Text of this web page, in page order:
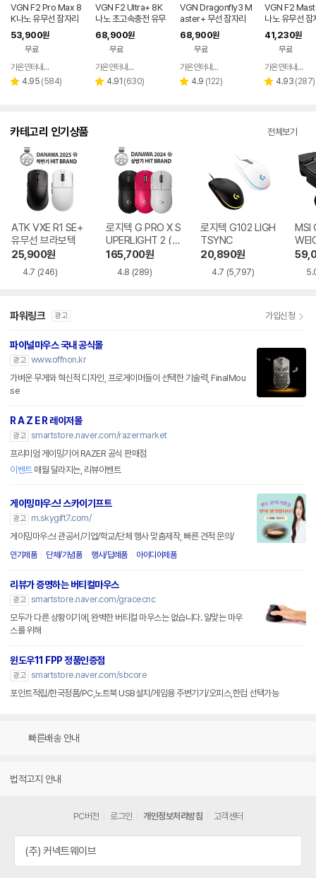
VGN F2 Pro Max 8
K나노 유무선 잠자리
게이밍 마우스 화이트
53,900원
무료
페이
가온인터내셔날
별 4.95 리
(584)
VGN F2 Ultra+ 8K
나노 초고속충전 유무
선 잠자리 게이밍 마우
스 화이트
68,900원
무료
페이
가온인터내셔날
별 4.91 리
(630)
VGN Dragonfly3 M
aster+ 무선 잠자리
게이밍 마우스+젠더
화이트
68,900원
무료
가온인터내셔날
별 4.9 리
(122)
VGN F2
나노 유무선 잠
이밍 마우스+
프 블랙
41,230원
무료
가온인터내셔날
별 4.93 리
(287)
카테고리 인기상품 전체보기
ATK VXE R1 SE+
유무선 브라보텍
25,900원
4.7 (246)
로지텍 G PRO X S
UPERLIGHT 2 (정
품)
165,700원
4.8 (289)
로지텍 G102 LIGH
TSYNC
20,890원
4.7 (5,797)
MSI
SS
파워링크 광고 가입신청
파이널마우스 국내 공식몰
광고 www.offnon.kr
가벼운 무게와 혁신적 디자인, 프로게이머들이 선택한 기술력, FinalMou
se
R A Z E R 레이저몰
광고 smartstore.naver.com/razermarket
프리미엄 게이밍기어 RAZER 공식 판매점
이벤트매월 달라지는, 리뷰이벤트
게이밍마우스! 스카이기프트
광고
m.skygift7.com/
게이밍마우스! 관공서/기업/학교/단체 행사 맞춤제작, 빠른 견적 문의/
인기제품 단체/기념품 행사/답례품 아이디어제품
리뷰가 증명하는 버티컬마우스
광고 smartstore.naver.com/gracecnc
모두가 다른 상황이기에, 완벽한 버티컬 마우스는 없습니다. 알맞는 마우
스를 위해
윈도우11 FPP 정품인증점
광고 smartstore.naver.com/sbcore
포인트적립/한국정품/PC,노트북 USB설치/게임용 주변기기/오피스,한컴 선택가능
빠른배송 안내
법적고지 안내
PC버전 로그인 개인정보처리방침 고객센터
(주) 커넥트웨이브